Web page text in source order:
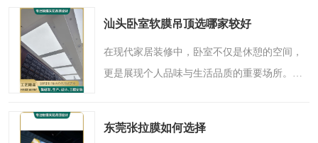
型、丰富的色彩以及出..
汕头卧室软膜吊顶选哪家较好
在现代家居装修中，卧室不仅是休憩的空间，
更是展现个人品味与生活品质的重要场所。如
优势走进大众视野，..
东莞张拉膜如何选择